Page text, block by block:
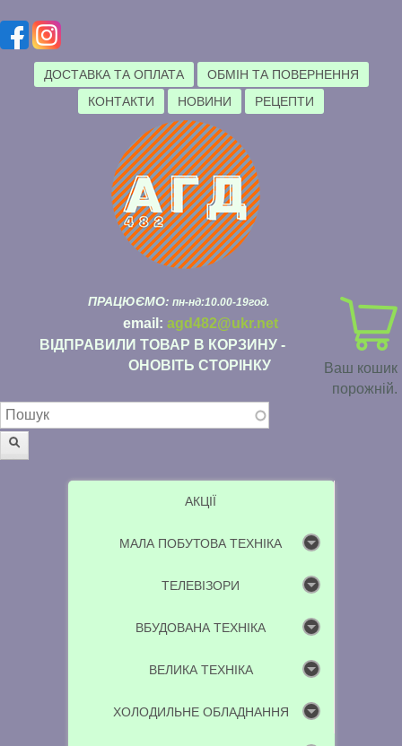
ДОСТАВКА ТА ОПЛАТА
ОБМІН ТА ПОВЕРНЕННЯ
КОНТАКТИ
НОВИНИ РЕЦЕПТИ
Ваш кошик
порожній.
ПРАЦЮЄМО: пн-нд:10.00-19год.
email: agd482@ukr.net
ВІДПРАВИЛИ ТОВАР В КОРЗИНУ -
ОНОВІТЬ СТОРІНКУ
Пошукова форма
АКЦІЇ
МАЛА ПОБУТОВА ТЕХНІКА
ТЕЛЕВІЗОРИ
ВБУДОВАНА ТЕХНІКА
ВЕЛИКА ТЕХНІКА
ХОЛОДИЛЬНЕ ОБЛАДНАННЯ